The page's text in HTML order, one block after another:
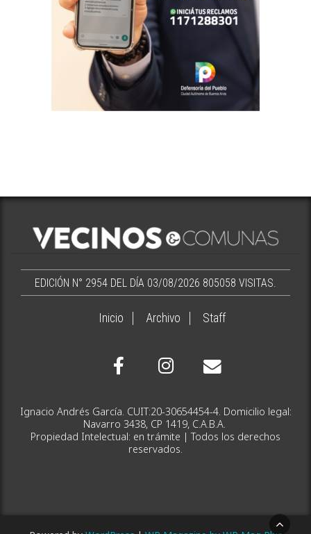
EDICIÓN N° 2954 DEL DÍA 03/08/2026 805058 VISITAS.
Inicio Archivo Staff
Ignacio Andrés García. CUIT:20-30654454-4. Domicilio legal:
Navarro 3438, CP 1419, C.A.B.A.
Propiedad Intelectual: en trámite | Todos los derechos
reservados.